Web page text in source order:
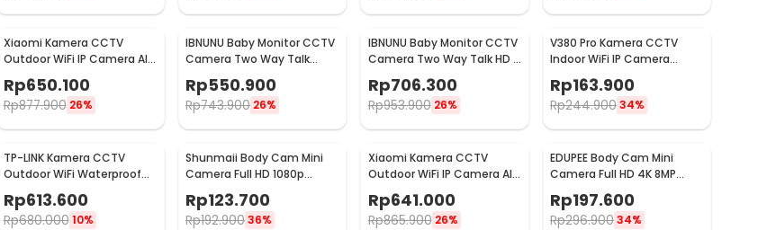
Xiaomi Kamera CCTV
Outdoor WiFi IP Camera AI
Detection IP66 4MP 2.5K -
CW300
Rp650.100
Rp877.900 26%
IBNUNU Baby Monitor CCTV
Camera Two Way Talk
Rp550.900
Rp743.900 26%
IBNUNU Baby Monitor CCTV
Camera Two Way Talk HD 5
Inch Monitor 3000mAh -
SM650
Rp706.300
Rp953.900 26%
V380 Pro Kamera CCTV
Indoor WiFi IP Camera
Motion Detection 1MP 720P
- Q6X
Rp163.900
Rp244.90034%
TP-LINK Kamera CCTV
Outdoor WiFi Waterproof
IP66 AI Detection 4MP 2K -
Tapo C520WS
Rp613.600
Rp680.000 10%
Shunmaii Body Cam Mini
Camera Full HD 1080p
Rotating Lens with WiFi - L8
Rp123.700
Rp192.90036%
Xiaomi Kamera CCTV
Outdoor WiFi IP Camera AI
Detection IP66 4MP 2.5K -
CW400
Rp641.000
Rp865.900 26%
EDUPEE Body Cam Mini
Camera Full HD 4K 8MP
Rotating Lens 600mAh
without WiFi - ZC-M11
Rp197.600
Rp296.90034%